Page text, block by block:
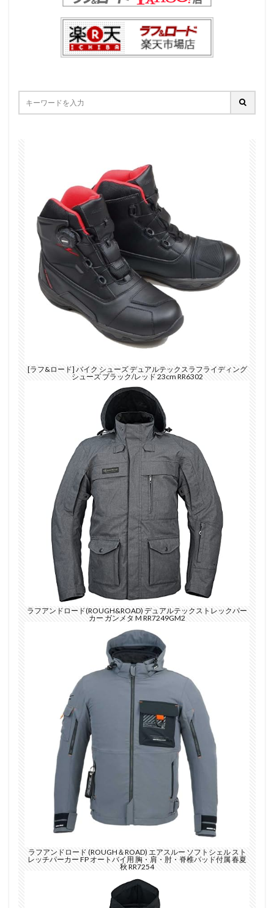
[ラフ&ロード] バイク シューズ デュアルテックスラフライディング
シューズ ブラック/レッド 23cm RR6302
ラフアンドロード(ROUGH&ROAD) デュアルテックストレックパー
カー ガンメタ M RR7249GM2
ラフアンドロード (ROUGH＆ROAD) エアスルー ソフトシェル スト
レッチパーカー FP オートバイ用 胸・肩・肘・脊椎パッド付属 春夏
秋 RR7254